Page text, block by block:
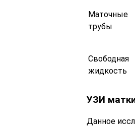
Маточные
трубы
Свободная
жидкость
УЗИ
Данное